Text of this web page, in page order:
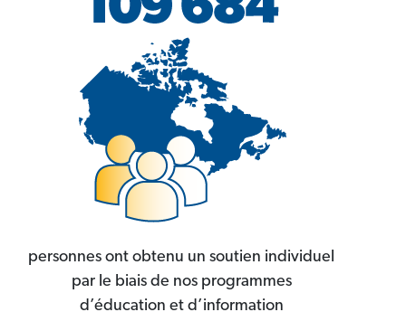
personnes ont obtenu un soutien individuel
par le biais de nos programmes
d’éducation et d’information